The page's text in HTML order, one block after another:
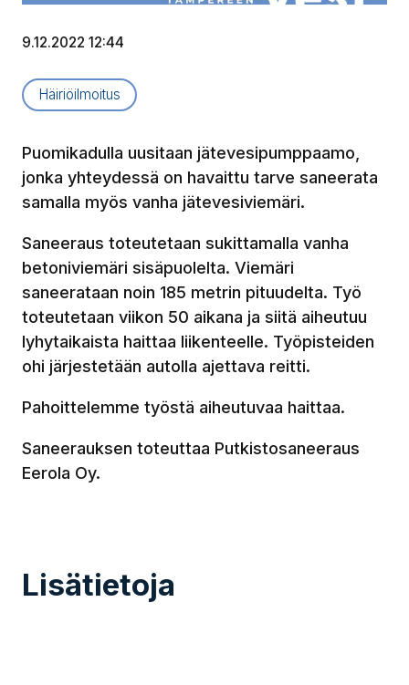
9.12.2022 12:44
Artikkelityyppi:
Häiriöilmoitus
Puomikadulla uusitaan jätevesipumppaamo,
jonka yhteydessä on havaittu tarve saneerata
samalla myös vanha jätevesiviemäri.
Saneeraus toteutetaan sukittamalla vanha
betoniviemäri sisäpuolelta. Viemäri
saneerataan noin 185 metrin pituudelta. Työ
toteutetaan viikon 50 aikana ja siitä aiheutuu
lyhytaikaista haittaa liikenteelle. Työpisteiden
ohi järjestetään autolla ajettava reitti.
Pahoittelemme työstä aiheutuvaa haittaa.
Saneerauksen toteuttaa Putkistosaneeraus
Eerola Oy.
Lisätietoja